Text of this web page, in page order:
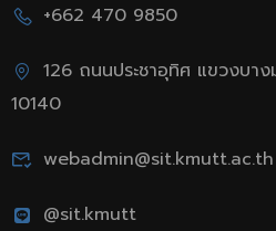
+662 470 9850
126 ถนนประชาอุทิศ แขวงบา
10140
webadmin@sit.kmutt.ac.th
@sit.kmutt